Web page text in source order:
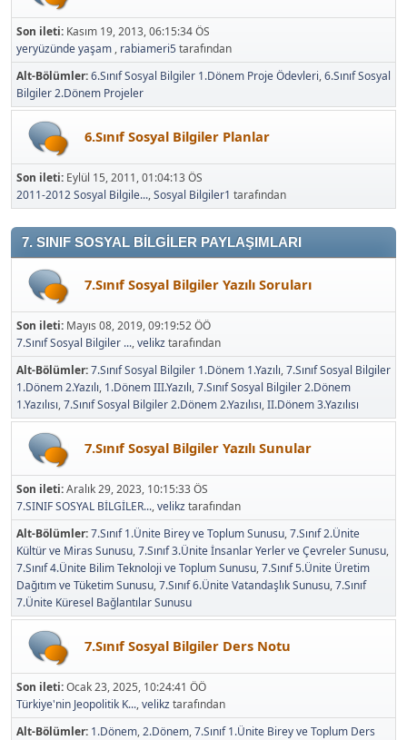
Son ileti: Kasım 19, 2013, 06:15:34 ÖS
yeryüzünde yaşam , rabiameri5 tarafından
Alt-Bölümler 6.Sınıf Sosyal Bilgiler 1.Dönem Proje Ödevleri 6.Sınıf Sosyal
Bilgiler 2.Dönem Projeler
6.Sınıf Sosyal Bilgiler Planlar
Son ileti: Eylül 15, 2011, 01:04:13 ÖS
2011-2012 Sosyal Bilgile...,Sosyal Bilgiler1 tarafından
7. SINIF SOSYAL BİLGİLER PAYLAŞIMLARI
7.Sınıf Sosyal Bilgiler Yazılı Soruları
Son ileti: Mayıs 08, 2019, 09:19:52 ÖÖ
7.Sınıf Sosyal Bilgiler ...,velikztarafından
Alt-Bölümler 7.Sınıf Sosyal Bilgiler 1.Dönem 1.Yazılı 7.Sınıf Sosyal Bilgiler
1.Dönem 2.Yazılı 1.Dönem III.Yazılı 7.Sınıf Sosyal Bilgiler 2.Dönem
1.Yazılısı 7.Sınıf Sosyal Bilgiler 2.Dönem 2.Yazılısı II.Dönem 3.Yazılısı
7.Sınıf Sosyal Bilgiler Yazılı Sunular
Son ileti:Aralık 29, 2023, 10:15:33 ÖS
7.SINIF SOSYAL BİLGİLER...,velikztarafından
Alt-Bölümler 7.Sınıf 1.Ünite Birey ve Toplum Sunusu 7.Sınıf 2.Ünite
Kültür ve Miras Sunusu 7.Sınıf 3.Ünite İnsanlar Yerler ve Çevreler Sunusu
7.Sınıf 4.Ünite Bilim Teknoloji ve Toplum Sunusu 7.Sınıf 5.Ünite Üretim
Dağıtım ve Tüketim Sunusu 7.Sınıf 6.Ünite Vatandaşlık Sunusu 7.Sınıf
7.Ünite Küresel Bağlantılar Sunusu
7.Sınıf Sosyal Bilgiler Ders Notu
Son ileti:Ocak 23, 2025, 10:24:41 ÖÖ
Türkiye'nin Jeopolitik K...,velikztarafından
Alt-Bölümler 1.Dönem 2.Dönem 7.Sınıf 1.Ünite Birey ve Toplum Ders